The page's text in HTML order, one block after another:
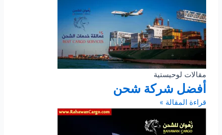
مقالات لوحيستية
أفضل شركة شحن
قراءة المقالة »